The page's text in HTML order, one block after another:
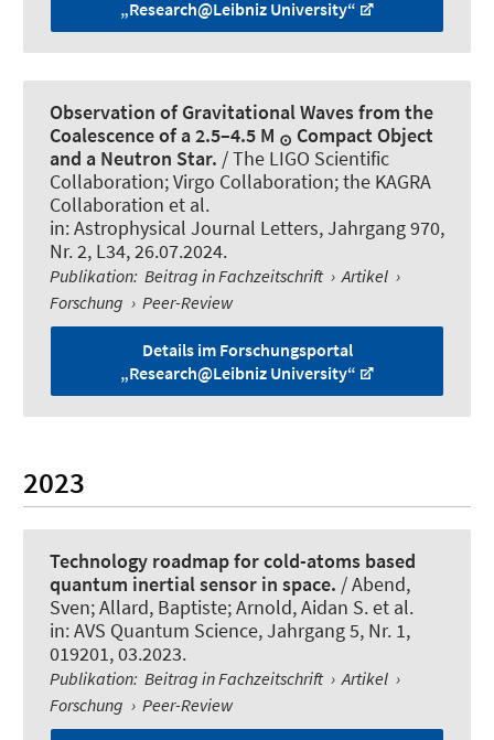
„Research@Leibniz University“
Observation of Gravitational Waves from the
Coalescence of a 2.5–4.5 M ⊙ Compact Object
and a Neutron Star. / The LIGO Scientific
Collaboration; Virgo Collaboration; the KAGRA
Collaboration et al.
in:Astrophysical Journal Letters, Jahrgang 970,
Nr. 2, L34, 26.07.2024.
Publikation: Beitrag in Fachzeitschrift › Artikel ›
Forschung › Peer-Review
Details im Forschungsportal
„Research@Leibniz University“
2023
Technology roadmap for cold-atoms based
quantum inertial sensor in space. /Abend,
Sven; Allard, Baptiste; Arnold, Aidan S. et al.
in:AVS Quantum Science, Jahrgang 5, Nr. 1,
019201, 03.2023.
Publikation: Beitrag in Fachzeitschrift › Artikel ›
Forschung › Peer-Review